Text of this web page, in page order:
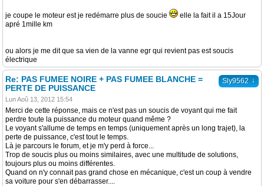
je coupe le moteur est je redémarre plus de soucie
elle la fait il a 15Jour
apré 1mille km
ou alors je me dit que sa vien de la vanne egr qui revient pas est soucis
électrique
Sly9562 ↓
Re: PAS FUMEE NOIRE + PAS FUMEE BLANCHE =
PERTE DE PUISSANCE
Lun Aoû 13, 2012 15:54
Merci de cette réponse, mais ce n'est pas un soucis de voyant qui me fait
perdre toute la puissance du moteur quand même ?
Le voyant s'allume de temps en temps (uniquement après un long trajet), la
perte de puissance, c'est tout le temps.
Là je parcours le forum, et je m'y perd à force...
Trop de soucis plus ou moins similaires, avec une multitude de solutions,
toujours plus ou moins différentes.
Quand on n'y connait pas grand chose en mécanique, c'est un coup à vendre
sa voiture pour s'en débarrasser....